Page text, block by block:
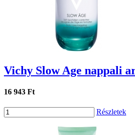
Vichy Slow Age nappali
16 943 Ft
Részletek